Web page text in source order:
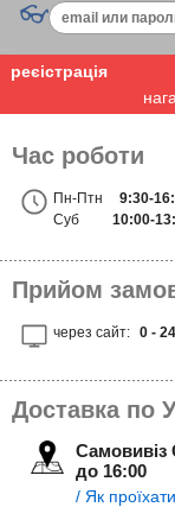
👓
реєістрація
Час роботи
Пн-Птн
9:30-
Суб
10:00-
Прийом
через сайт: 0 - 24
Доставка по
до 16:00
/ Як проїхати